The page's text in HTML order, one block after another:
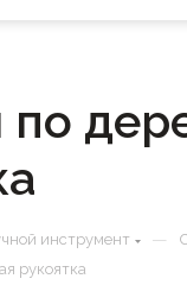
инструмент —
рукоятка